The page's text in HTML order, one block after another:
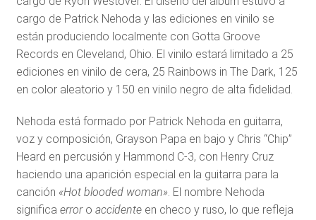
cargo de Patrick Nehoda y las ediciones en vinilo se
están produciendo localmente con Gotta Groove
Records en Cleveland, Ohio. El vinilo estará limitado a 25
ediciones en vinilo de cera, 25 Rainbows in The Dark, 125
en color aleatorio y 150 en vinilo negro de alta fidelidad.
Nehoda está formado por Patrick Nehoda en guitarra,
voz y composición, Grayson Papa en bajo y Chris “Chip”
Heard en percusión y Hammond C-3, con Henry Cruz
haciendo una aparición especial en la guitarra para la
canción «Hot blooded woman». El nombre Nehoda
significa erroro accidenteen checo y ruso, lo que refleja